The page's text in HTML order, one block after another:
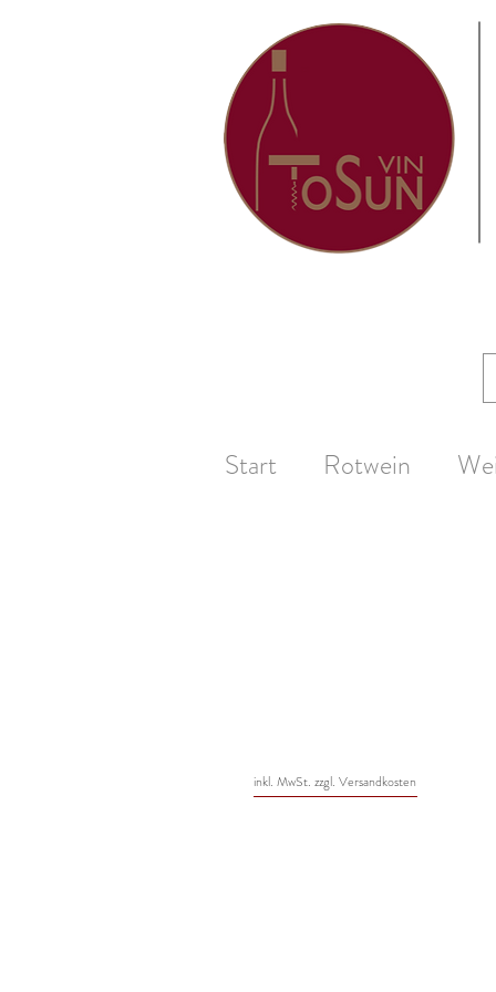
Start Rotwein
inkl. MwSt. zzgl. Versandkosten